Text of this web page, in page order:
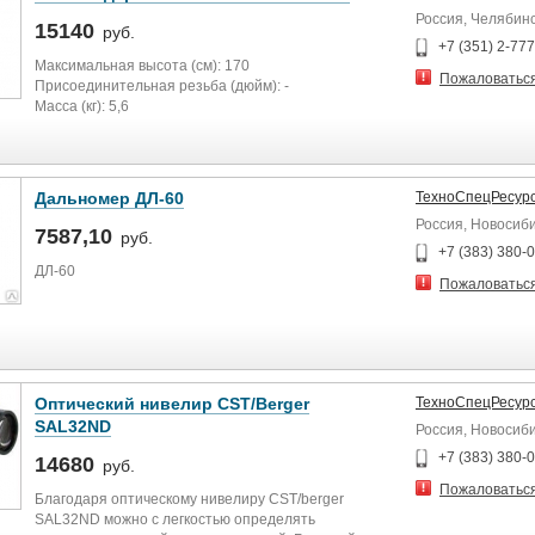
(мм): 2 + 2 х 10-6 х D
Точность измерения расстояний, на отр. пленку (мм):
3 + 2 х 10-6 х D
Время измерения расстояний, точные/быстрые/
слежение (с): 0,9/0,7/0,3
15140 руб.
Максимальная высота (см): 170
Присоединительная резьба (дюйм): -
Масса (кг): 5,6
Россия,
+7 (351) 2-
Дальномер ДЛ-60
7587,10 руб.
ДЛ-60
0,05-60 м
Точность измерения
Россия,
+7 (383) 380-
Оптический нивелир CST/Berger
SAL32ND
14680 руб.
Благодаря оптическому нивелиру CST/berger
SAL32ND можно с легкостью определять
Россия,
+7 (383) 380-